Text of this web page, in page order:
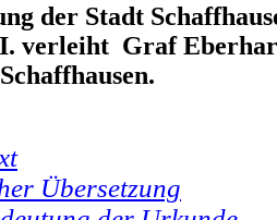
der Stadt
verleiht Graf
Übersetzung